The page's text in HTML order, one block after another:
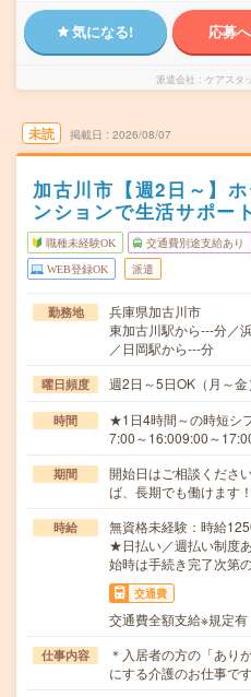
気になる! 応募
派遣会社 ケアスタ
未読 掲載日 2026/08/07
加古川市【週2日～】
ンションで生活サポート
職種未経験OK 交通費別途支給あり
WEB登録OK 派遣
勤務地
兵庫県加古川市
東加古川駅から---分／
／日岡駅から---分
曜日頻度 週2日～5日OK（月～
時間
★1日4時間～の時短シ
7:00～16:009:00～
期間
開始日はご相談くだ
ば、長期でも働けます！
時給
無資格未経験：時給
★日払い／週払い制度
始時は手続き完了次第
交通費
交通費全額支給※規定有
仕事内容
＊入居者の方の「あり
にする介護のお仕事で